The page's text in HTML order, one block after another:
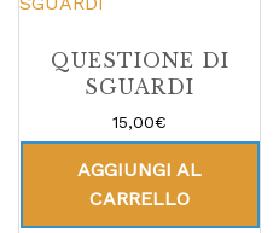
QUESTIONE DI
SGUARDI
15,00€
AGGIUNGI AL
CARRELLO